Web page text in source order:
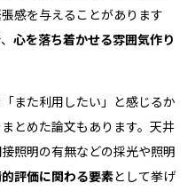
感を与えることがあります
心を落ち着かせる雰囲気作り
また利用したい」と感じるか
とめた論文もあります。天井
照明の有無などの採光や照明
評価に関わる要素として挙げ